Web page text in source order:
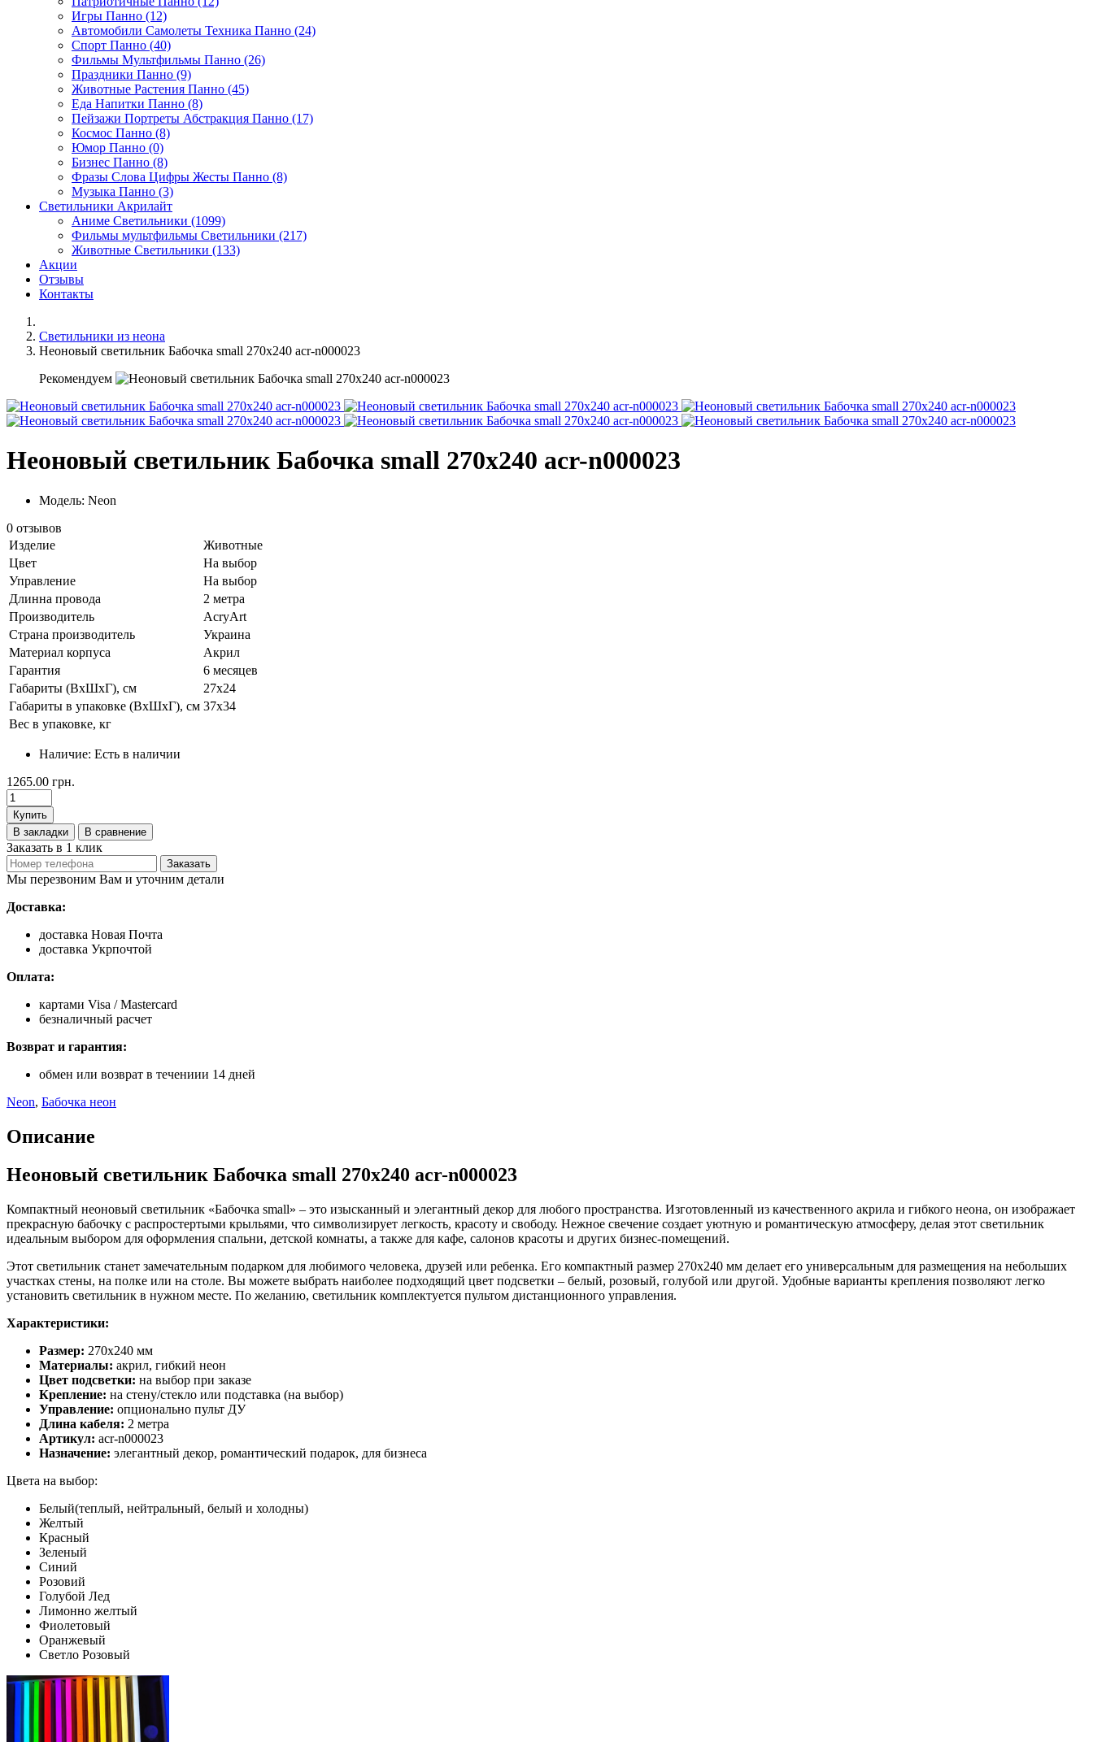
Игры Панно (12)
Автомобили Самолеты Техника Панно (24)
Спорт Панно (40)
Фильмы Мультфильмы Панно (26)
Праздники Панно (9)
Животные Растения Панно (45)
Еда Напитки Панно (8)
Пейзажи Портреты Абстракция Панно (17)
Космос Панно (8)
Юмор Панно (0)
Бизнес Панно (8)
Фразы Слова Цифры Жесты Панно (8)
Музыка Панно (3)
Светильники Акрилайт
Аниме Светильники (1099)
Фильмы мультфильмы Светильники (217)
Животные Светильники (133)
Акции
Отзывы
Контакты
Светильники из неона
Неоновый светильник Бабочка small 270х240 acr-n000023
Рекомендуем
Неоновый светильник Бабочка small 270х240 acr-n000023
Модель: Neon
0 отзывов
Изделие
Животные
Цвет
На выбор
Управление
На выбор
Длинна провода
2 метра
Производитель
AcryArt
Страна производитель
Украина
Материал корпуса
Акрил
Гарантия
6 месяцев
Габариты (ВхШхГ), см
27х24
Габариты в упаковке (ВхШхГ), см 37х34
Вес в упаковке, кг
Наличие: Есть в наличии
1265.00 грн.
Купить
В закладки
В сравнение
Заказать в 1 клик
Заказать
Мы перезвоним Вам и уточним детали
Доставка:
доставка Новая Почта
доставка Укрпочтой
Оплата:
картами Visa / Mastercard
безналичный расчет
Возврат и гарантия:
обмен или возврат в течениии 14 дней
Neon, Бабочка неон
Описание
Неоновый светильник Бабочка small 270х240 acr-n000023
Компактный неоновый светильник «Бабочка small» – это изысканный и элегантный декор для любого пространства. Изготовленный из качественного акрила и гибкого неона, он изображает
прекрасную бабочку с распростертыми крыльями, что символизирует легкость, красоту и свободу. Нежное свечение создает уютную и романтическую атмосферу, делая этот светильник
идеальным выбором для оформления спальни, детской комнаты, а также для кафе, салонов красоты и других бизнес-помещений.
Этот светильник станет замечательным подарком для любимого человека, друзей или ребенка. Его компактный размер 270х240 мм делает его универсальным для размещения на небольших
участках стены, на полке или на столе. Вы можете выбрать наиболее подходящий цвет подсветки – белый, розовый, голубой или другой. Удобные варианты крепления позволяют легко
установить светильник в нужном месте. По желанию, светильник комплектуется пультом дистанционного управления.
Характеристики:
Размер: 270х240 мм
Материалы: акрил, гибкий неон
Цвет подсветки: на выбор при заказе
Крепление: на стену/стекло или подставка (на выбор)
Управление: опционально пульт ДУ
Длина кабеля: 2 метра
Артикул: acr-n000023
Назначение: элегантный декор, романтический подарок, для бизнеса
Цвета на выбор:
Белый(теплый, нейтральный, белый и холодны)
Желтый
Красный
Зеленый
Синий
Розовий
Голубой Лед
Лимонно желтый
Фиолетовый
Оранжевый
Светло Розовый